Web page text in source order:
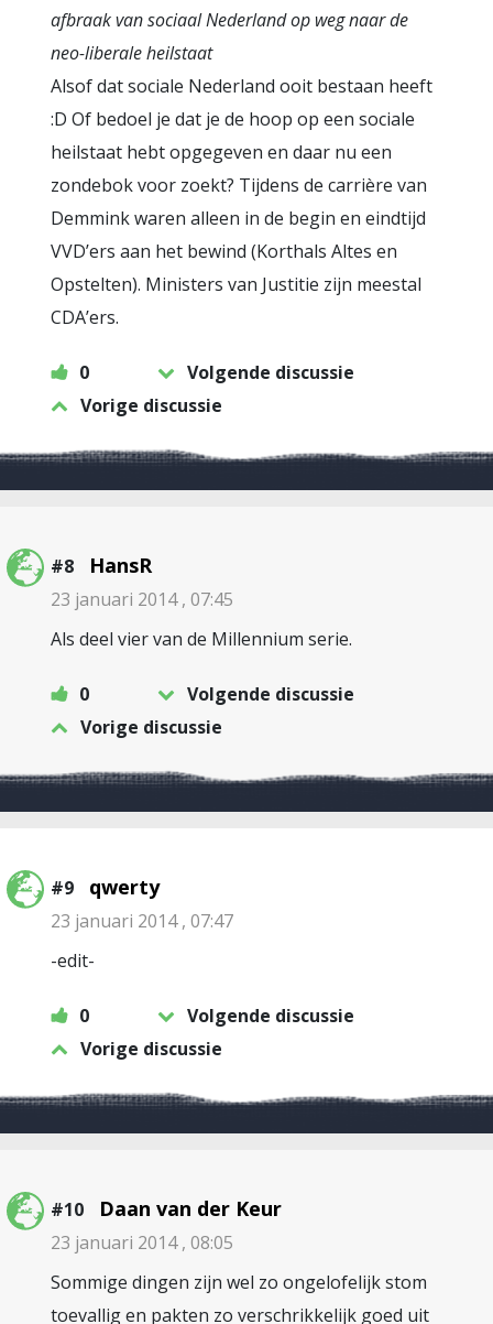
afbraak van sociaal Nederland op weg naar de
neo-liberale heilstaat
Alsof dat sociale Nederland ooit bestaan heeft
:D Of bedoel je dat je de hoop op een sociale
heilstaat hebt opgegeven en daar nu een
zondebok voor zoekt? Tijdens de carrière van
Demmink waren alleen in de begin en eindtijd
VVD’ers aan het bewind (Korthals Altes en
Opstelten). Ministers van Justitie zijn meestal
CDA’ers.
0
Volgende discussie
Vorige discussie
#8 HansR
23 januari 2014 , 07:45
Als deel vier van de Millennium serie.
0
Volgende discussie
Vorige discussie
#9 qwerty
23 januari 2014 , 07:47
-edit-
0
Volgende discussie
Vorige discussie
#10 Daan van der Keur
23 januari 2014 , 08:05
Sommige dingen zijn wel zo ongelofelijk stom
toevallig en pakten zo verschrikkelijk goed uit